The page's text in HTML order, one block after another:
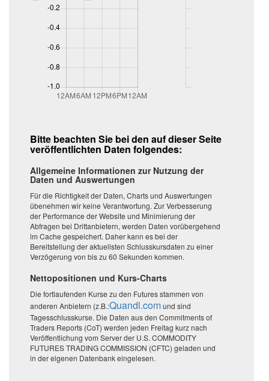
Bitte beachten Sie bei den auf dieser Seite
veröffentlichten Daten folgendes:
Allgemeine Informationen zur Nutzung der
Daten und Auswertungen
Für die Richtigkeit der Daten, Charts und Auswertungen
übenehmen wir keine Verantwortung. Zur Verbesserung
der Performance der Website und Minimierung der
Abfragen bei Drittanbietern, werden Daten vorübergehend
im Cache gespeichert. Daher kann es bei der
Bereitstellung der aktuellsten Schlusskursdaten zu einer
Verzögerung von bis zu 60 Sekunden kommen.
Nettopositionen und Kurs-Charts
Die fortlaufenden Kurse zu den Futures stammen von
anderen Anbietern (z.B.:Quandl.comund sind
Tagesschlusskurse. Die Daten aus den Commitments of
Traders Reports (CoT) werden jeden Freitag kurz nach
Veröffentlichung vom Server der U.S. COMMODITY
FUTURES TRADING COMMISSION (CFTC) geladen und
in der eigenen Datenbank eingelesen.